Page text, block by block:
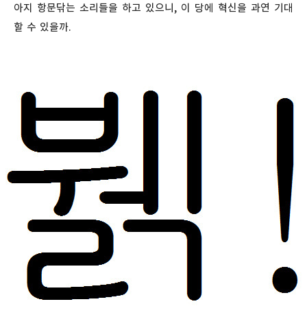
아지 항문닦는 소리들을 하고 있으니, 이 당에 혁신을 과연 기대
할 수 있을까.